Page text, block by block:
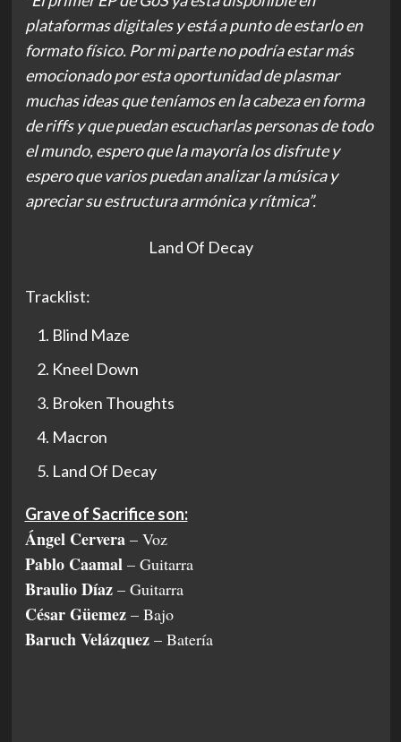
plataformas digitales y está a punto de estarlo en
formato físico. Por mi parte no podría estar más
emocionado por esta oportunidad de plasmar
muchas ideas que teníamos en la cabeza en forma
de riffs y que puedan escucharlas personas de todo
el mundo, espero que la mayoría los disfrute y
espero que varios puedan analizar la música y
apreciar su estructura armónica y rítmica”.
Land Of Decay
Tracklist:
Blind Maze
Kneel Down
Broken Thoughts
Macron
Land Of Decay
Grave of Sacrifice son:
Ángel Cervera– Voz
Pablo Caamal– Guitarra
Braulio Díaz– Guitarra
César Güemez– Bajo
Baruch Velázquez– Batería